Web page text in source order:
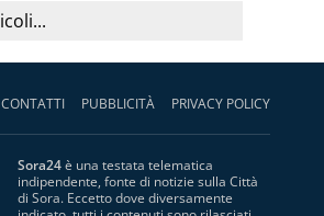
CONTATTI PUBBLICITÀ PRIVACY POLICY
Sora24è una testata telematica
indipendente, fonte di notizie sulla Città
di Sora. Eccetto dove diversamente